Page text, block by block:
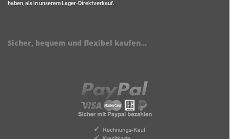
haben, als in unserem Lager-Direktverkauf.
Sicher, bequem und flexibel kaufen...